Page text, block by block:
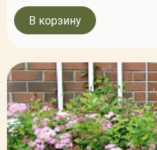
В корзину